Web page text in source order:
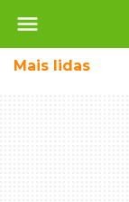
menu
Mais lidas